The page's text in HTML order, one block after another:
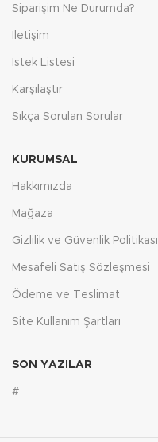
Siparişim Ne Durumda?
İletişim
İstek Listesi
Karşılaştır
Sıkça Sorulan Sorular
KURUMSAL
Hakkımızda
Mağaza
Gizlilik ve Güvenlik Politikası
Mesafeli Satış Sözleşmesi
Ödeme ve Teslimat
Site Kullanım Şartları
SON YAZILAR
#